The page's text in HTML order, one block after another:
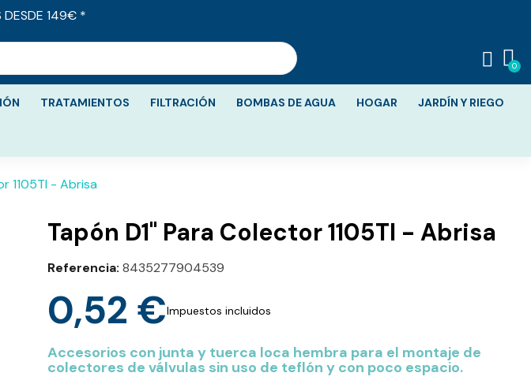
DESDE 149€ *
TRATAMIENTOS FILTRACIÓN BOMBAS DE AGUA HOGAR JARDÍN Y RIEGO
1105Tl - Abrisa
Tapón D1" Para Colector 1105Tl - Abrisa
Referencia 8435277904539
0,52 €Impuestos incluidos
Accesorios con junta y tuerca loca hembra para el montaje de
colectores de válvulas sin uso de teflón y con poco espacio.